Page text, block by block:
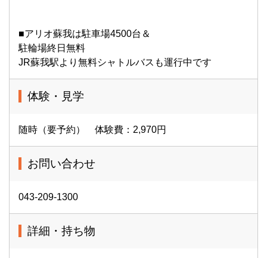
■アリオ蘇我は駐車場4500台＆
駐輪場終日無料
JR蘇我駅より無料シャトルバスも運行中です
体験・見学
随時（要予約） 体験費：2,970円
お問い合わせ
043-209-1300
詳細・持ち物